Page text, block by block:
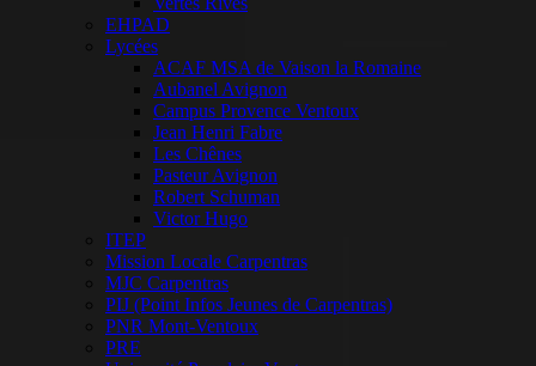
EHPAD
Lycées
ACAF MSA de Vaison la Romaine
Aubanel Avignon
Campus Provence Ventoux
Jean Henri Fabre
Les Chênes
Pasteur Avignon
Robert Schuman
Victor Hugo
ITEP
Mission Locale Carpentras
MJC Carpentras
PIJ (Point Infos Jeunes de Carpentras)
PNR Mont-Ventoux
PRE